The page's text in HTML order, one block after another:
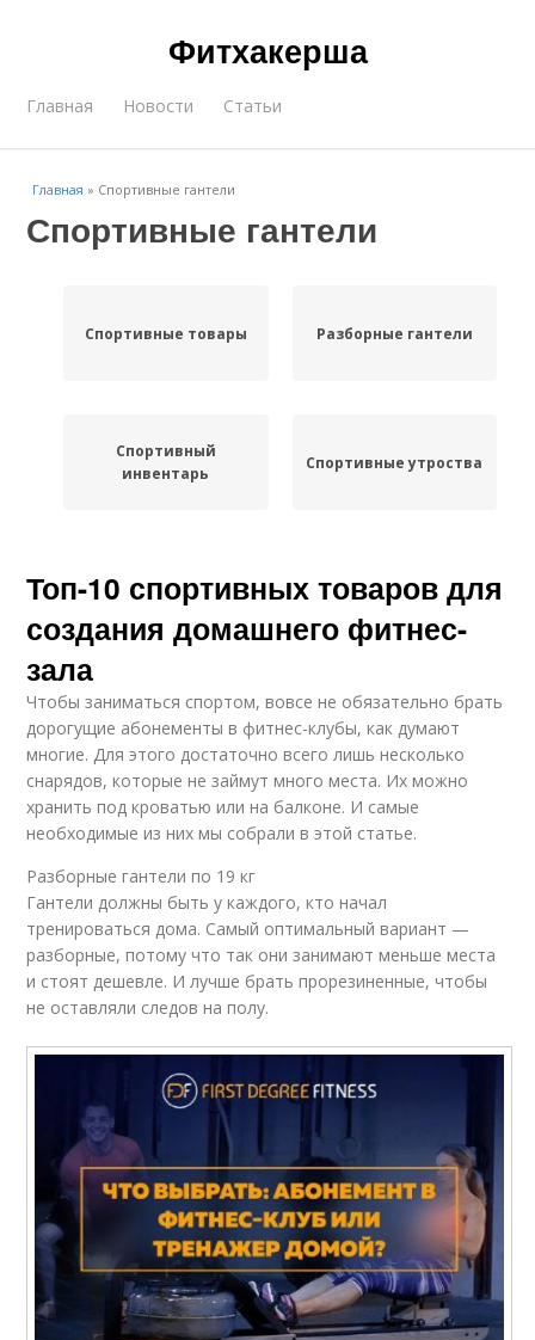
Фитхакерша
Главная Новости Статьи
Главная » Спортивные гантели
Спортивные гантели
Спортивные товары Разборные гантели
Спортивный
инвентарь
Спортивные утроства
Топ-10 спортивных товаров для
создания домашнего фитнес-
зала
Чтобы заниматься спортом, вовсе не обязательно брать
дорогущие абонементы в фитнес-клубы, как думают
многие. Для этого достаточно всего лишь несколько
снарядов, которые не займут много места. Их можно
хранить под кроватью или на балконе. И самые
необходимые из них мы собрали в этой статье.
Разборные гантели по 19 кг
Гантели должны быть у каждого, кто начал
тренироваться дома. Самый оптимальный вариант —
разборные, потому что так они занимают меньше места
и стоят дешевле. И лучше брать прорезиненные, чтобы
не оставляли следов на полу.